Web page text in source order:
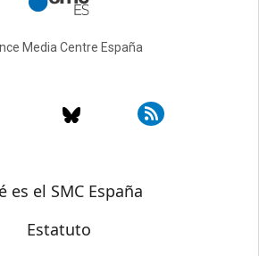
Media Centre España
España
es el SMC España
Estatuto